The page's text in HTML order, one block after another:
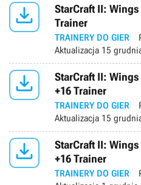

StarCraft II:
Trainer
TRAINERY DO GIER
Aktualizacja 15

StarCraft II:
+16 Trainer
TRAINERY DO GIER
Aktualizacja 15

StarCraft II:
+16 Trainer
TRAINERY DO GIER